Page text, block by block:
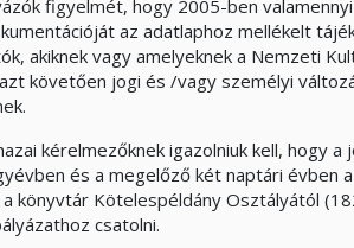
figyelmét, hogy 2005-ben
az adatlaphoz mellékelt
akiknek vagy amelyeknek a Nemzeti
követően jogi és /vagy személyi
kérelmezőknek igazolniuk kell, hogy
és a megelőző két naptári évben
könyvtár Kötelespéldány Osztályától
csatolni.